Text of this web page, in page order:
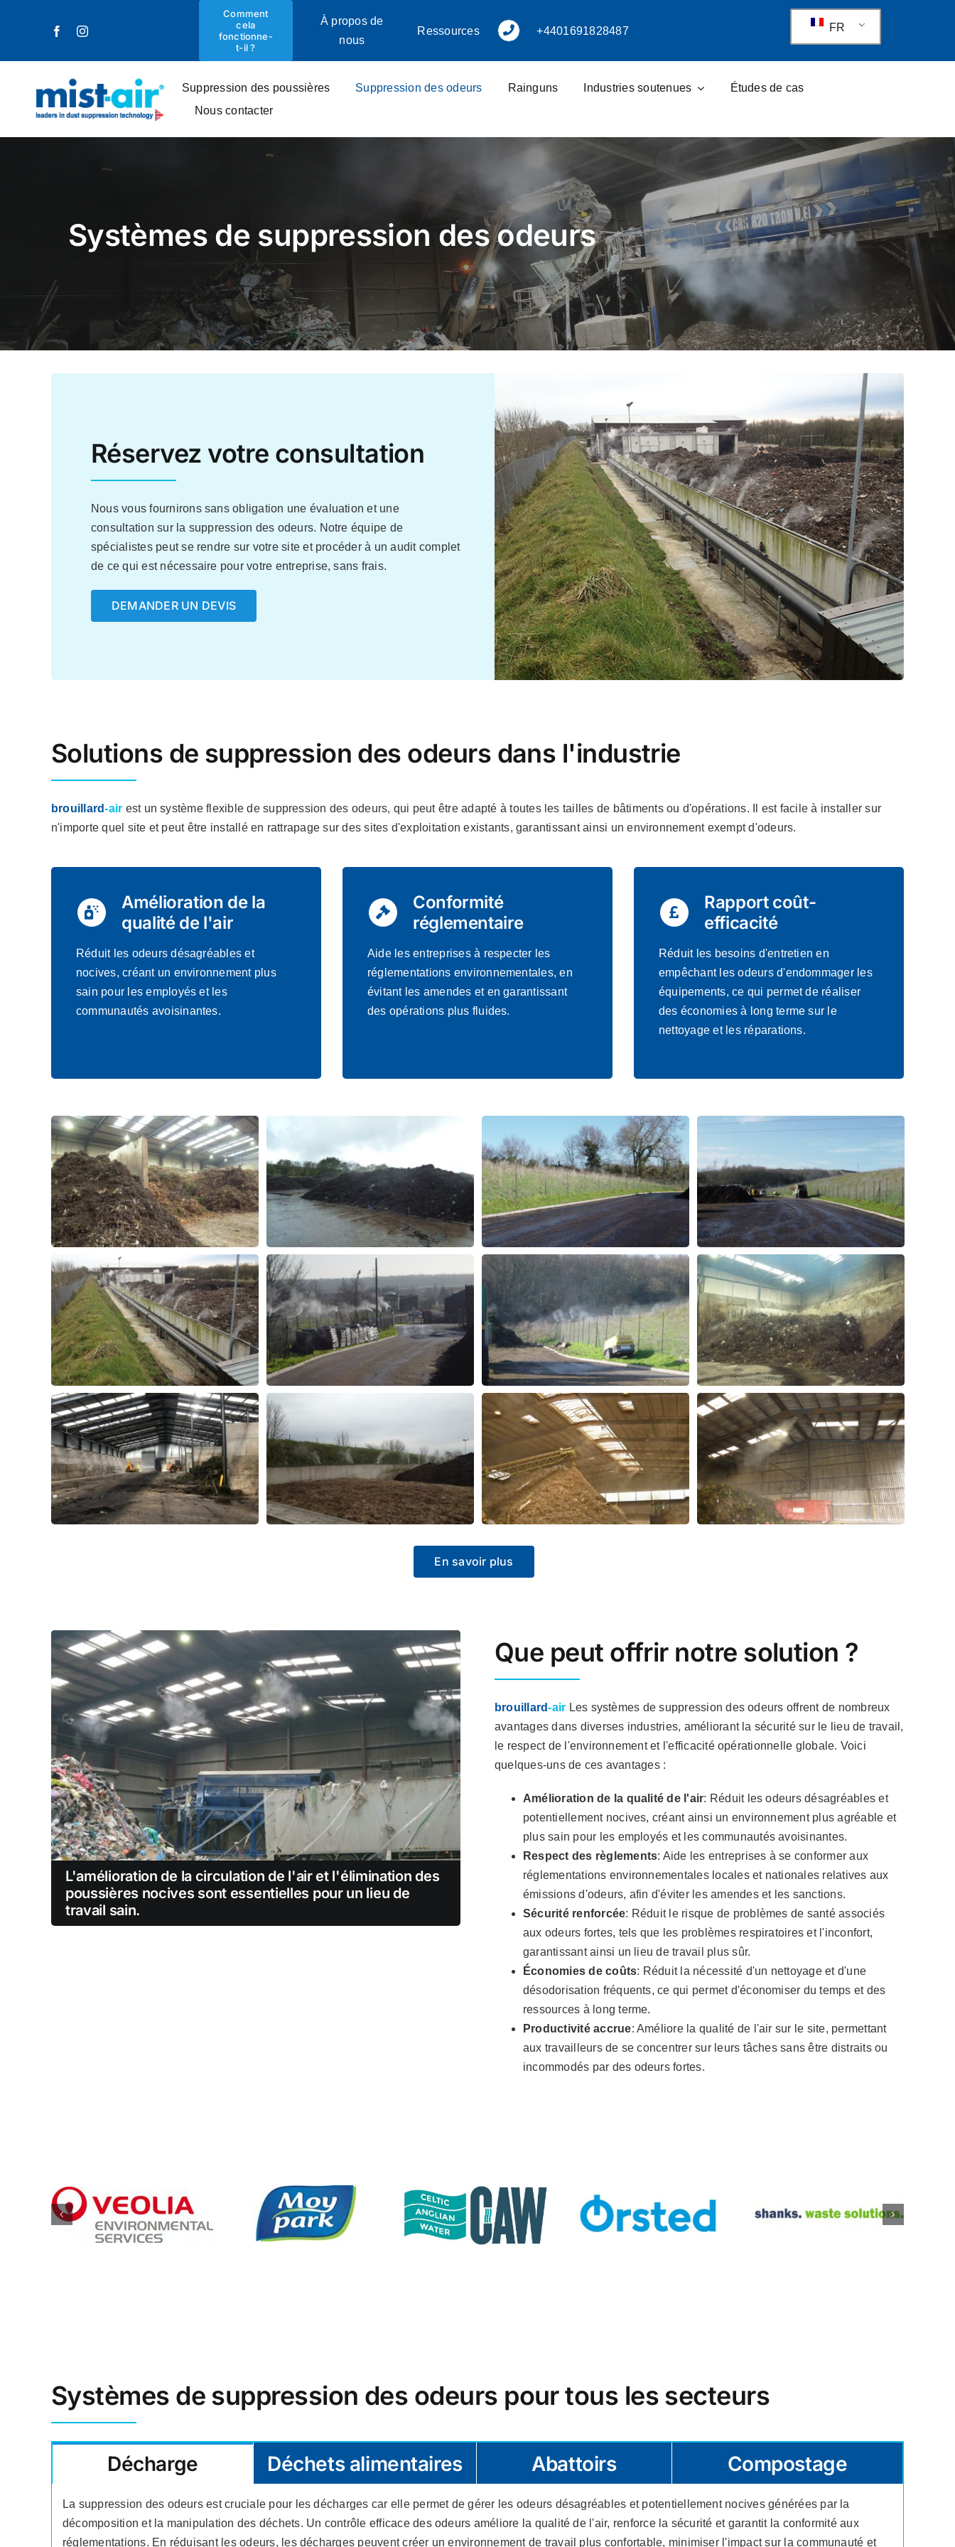
Comment
cela
fonctionne-
t-il ?
À propos de
nous
Ressources +4401691828487 FR
Suppression des poussières Suppression des odeurs Rainguns Industries soutenues
Études de cas
Nous contacter
Systèmes de suppression des odeurs
Réservez votre consultation
Nous vous fournirons sans obligation une évaluation et une
consultation sur la suppression des odeurs. Notre équipe de
spécialistes peut se rendre sur votre site et procéder à un audit complet
de ce qui est nécessaire pour votre entreprise, sans frais.
DEMANDER UN DEVIS
Solutions de suppression des odeurs dans l'industrie
brouillard-air est un système flexible de suppression des odeurs, qui peut être adapté à toutes les tailles de bâtiments ou d'opérations. Il est facile à installer sur
n'importe quel site et peut être installé en rattrapage sur des sites d'exploitation existants, garantissant ainsi un environnement exempt d'odeurs.
Amélioration de la
qualité de l'air
Réduit les odeurs désagréables et
nocives, créant un environnement plus
sain pour les employés et les
communautés avoisinantes.
Conformité
réglementaire
Aide les entreprises à respecter les
réglementations environnementales, en
évitant les amendes et en garantissant
des opérations plus fluides.
Rapport coût-
efficacité
Réduit les besoins d'entretien en
empêchant les odeurs d'endommager les
équipements, ce qui permet de réaliser
des économies à long terme sur le
nettoyage et les réparations.
En savoir plus
L'amélioration de la circulation de l'air et l'élimination des
poussières nocives sont essentielles pour un lieu de
travail sain.
Que peut offrir notre solution ?
brouillard-air Les systèmes de suppression des odeurs offrent de nombreux
avantages dans diverses industries, améliorant la sécurité sur le lieu de travail,
le respect de l'environnement et l'efficacité opérationnelle globale. Voici
quelques-uns de ces avantages :
Amélioration de la qualité de l'air: Réduit les odeurs désagréables et
potentiellement nocives, créant ainsi un environnement plus agréable et
plus sain pour les employés et les communautés avoisinantes.
Respect des règlements: Aide les entreprises à se conformer aux
réglementations environnementales locales et nationales relatives aux
émissions d'odeurs, afin d'éviter les amendes et les sanctions.
Sécurité renforcée: Réduit le risque de problèmes de santé associés
aux odeurs fortes, tels que les problèmes respiratoires et l'inconfort,
garantissant ainsi un lieu de travail plus sûr.
Économies de coûts: Réduit la nécessité d'un nettoyage et d'une
désodorisation fréquents, ce qui permet d'économiser du temps et des
ressources à long terme.
Productivité accrue: Améliore la qualité de l'air sur le site, permettant
aux travailleurs de se concentrer sur leurs tâches sans être distraits ou
incommodés par des odeurs fortes.
Systèmes de suppression des odeurs pour tous les secteurs
Décharge Déchets alimentaires Abattoirs Compostage
La suppression des odeurs est cruciale pour les décharges car elle permet de gérer les odeurs désagréables et potentiellement nocives générées par la
décomposition et la manipulation des déchets. Un contrôle efficace des odeurs améliore la qualité de l'air, renforce la sécurité et garantit la conformité aux
réglementations. En réduisant les odeurs, les décharges peuvent créer un environnement de travail plus confortable, minimiser l'impact sur la communauté et